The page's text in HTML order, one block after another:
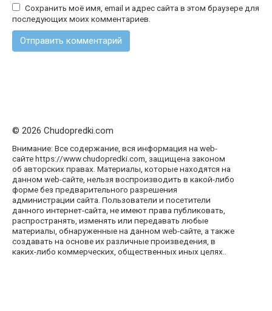
Сохранить моё имя, email и адрес сайта в этом браузере для
последующих моих комментариев.
© 2026 Chudopredki.com
Внимание: Все содержание, вся информация на web-
сайте https://www.chudopredki.com, защищена законом
об авторских правах. Материалы, которые находятся на
данном web-сайте, нельзя воспроизводить в какой-либо
форме без предварительного разрешения
администрации сайта. Пользователи и посетители
данного интернет-сайта, не имеют права публиковать,
распространять, изменять или передавать любые
материалы, обнаруженные на данном web-сайте, а также
создавать на основе их различные произведения, в
каких-либо коммерческих, общественных иных целях..